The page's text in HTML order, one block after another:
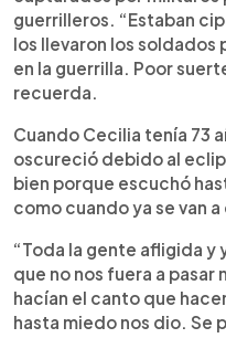
guerrilleros. “Estaban
los llevaron los soldados
en la guerrilla. Poor
recuerda.
Cuando Cecilia tenía 73
oscureció debido al
bien porque escuchó
como cuando ya se van
“Toda la gente afligida y
que no nos fuera a pasar
hacían el canto que
hasta miedo nos dio. Se